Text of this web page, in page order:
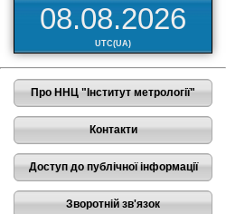
08.08.2026
UTC(UA)
Про ННЦ "Інститут метрології"
Контакти
Доступ до публічної інформації
Зворотній зв'язок